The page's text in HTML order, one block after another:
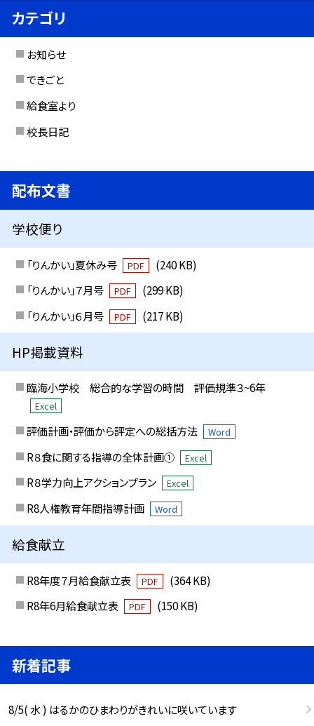
カテゴリ
お知らせ
できごと
給食室より
校長日記
配布文書
学校便り
「りんかい」夏休み号 PDF
(240 KB)
「りんかい」７月号
PDF
(299 KB)
「りんかい」６月号
PDF (217 KB)
HP掲載資料
臨海小学校 総合的な学習の時間 評価規準３~6年
Excel
評価計画・評価から評定への総括方法 Word
R８食に関する指導の全体計画① Excel
R８学力向上アクションプラン Excel
R8人権教育年間指導計画 Word
給食献立
R8年度７月給食献立表 PDF
(364 KB)
R8年6月給食献立表
PDF (150 KB)
新着記事
8/5( 水 ) はるかのひまわりがきれいに咲いています